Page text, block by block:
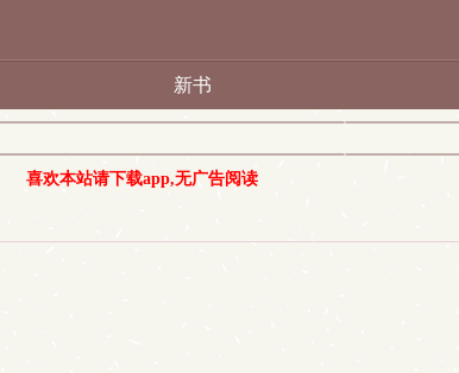
新书
喜欢本站请下载app,无广告阅读